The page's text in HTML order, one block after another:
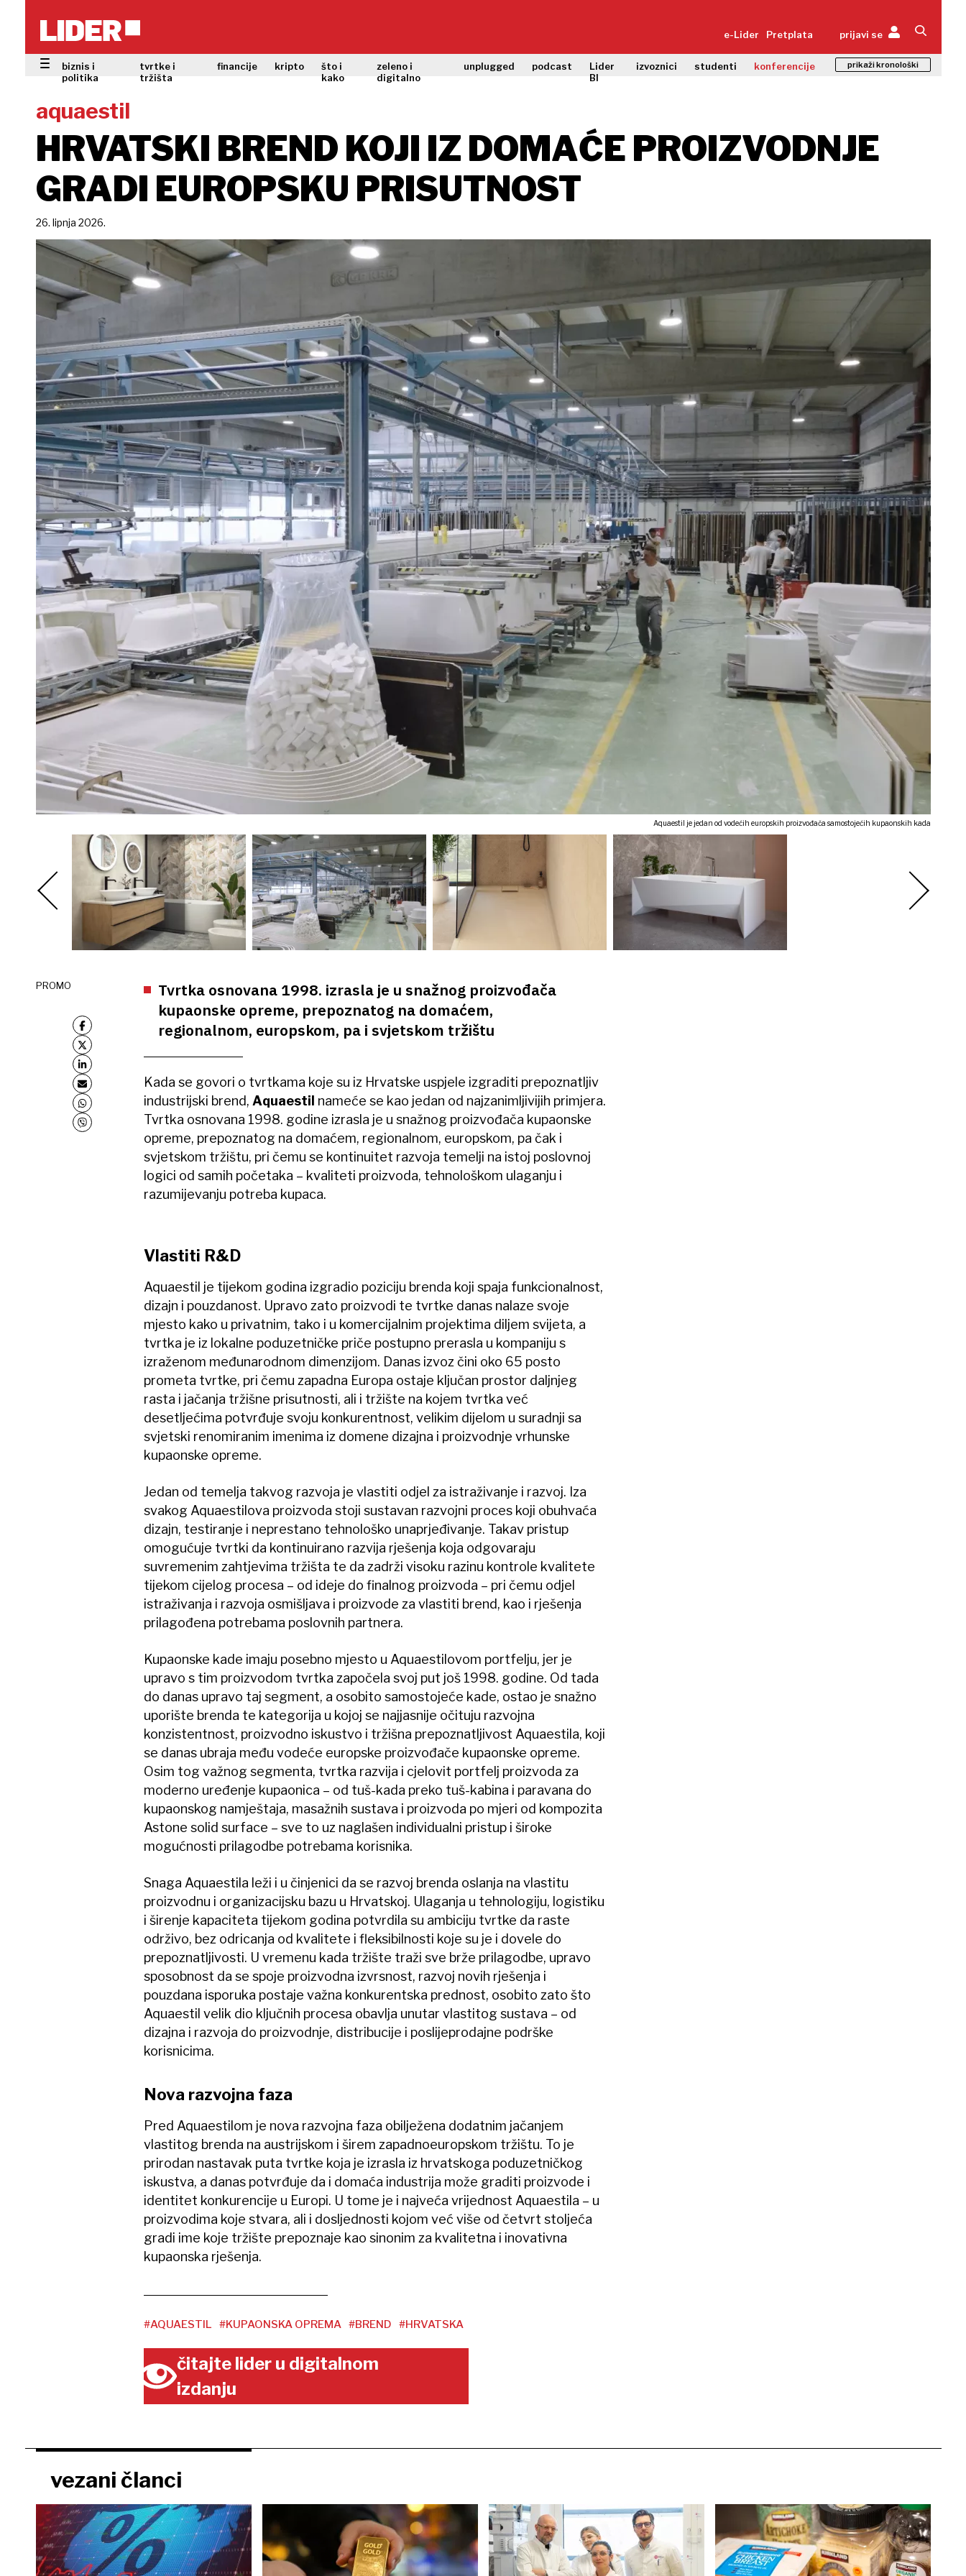
e-Lider Pretplata prijavi se
biznis i
politika
tvrtke i
tržišta
financije kripto
što i
kako
zeleno i
digitalno
unplugged podcast
Lider
BI
izvoznici studenti konferencije prikaži kronološki
aquaestil
HRVATSKI BREND KOJI IZ DOMAĆE PROIZVODNJE
GRADI EUROPSKU PRISUTNOST
26. lipnja 2026.
Aquaestil je jedan od vodećih europskih proizvođača samostojećih kupaonskih kada
PROMO
Tvrtka osnovana 1998. izrasla je u snažnog proizvođača
kupaonske opreme, prepoznatog na domaćem,
regionalnom, europskom, pa i svjetskom tržištu
Kada se govori o tvrtkama koje su iz Hrvatske uspjele izgraditi prepoznatljiv
industrijski brend, Aquaestil nameće se kao jedan od najzanimljivijih primjera.
Tvrtka osnovana 1998. godine izrasla je u snažnog proizvođača kupaonske
opreme, prepoznatog na domaćem, regionalnom, europskom, pa čak i
svjetskom tržištu, pri čemu se kontinuitet razvoja temelji na istoj poslovnoj
logici od samih početaka – kvaliteti proizvoda, tehnološkom ulaganju i
razumijevanju potreba kupaca.
Vlastiti R&D
Aquaestil je tijekom godina izgradio poziciju brenda koji spaja funkcionalnost,
dizajn i pouzdanost. Upravo zato proizvodi te tvrtke danas nalaze svoje
mjesto kako u privatnim, tako i u komercijalnim projektima diljem svijeta, a
tvrtka je iz lokalne poduzetničke priče postupno prerasla u kompaniju s
izraženom međunarodnom dimenzijom. Danas izvoz čini oko 65 posto
prometa tvrtke, pri čemu zapadna Europa ostaje ključan prostor daljnjeg
rasta i jačanja tržišne prisutnosti, ali i tržište na kojem tvrtka već
desetljećima potvrđuje svoju konkurentnost, velikim dijelom u suradnji sa
svjetski renomiranim imenima iz domene dizajna i proizvodnje vrhunske
kupaonske opreme.
Jedan od temelja takvog razvoja je vlastiti odjel za istraživanje i razvoj. Iza
svakog Aquaestilova proizvoda stoji sustavan razvojni proces koji obuhvaća
dizajn, testiranje i neprestano tehnološko unaprjeđivanje. Takav pristup
omogućuje tvrtki da kontinuirano razvija rješenja koja odgovaraju
suvremenim zahtjevima tržišta te da zadrži visoku razinu kontrole kvalitete
tijekom cijelog procesa – od ideje do finalnog proizvoda – pri čemu odjel
istraživanja i razvoja osmišljava i proizvode za vlastiti brend, kao i rješenja
prilagođena potrebama poslovnih partnera.
Kupaonske kade imaju posebno mjesto u Aquaestilovom portfelju, jer je
upravo s tim proizvodom tvrtka započela svoj put još 1998. godine. Od tada
do danas upravo taj segment, a osobito samostojeće kade, ostao je snažno
uporište brenda te kategorija u kojoj se najjasnije očituju razvojna
konzistentnost, proizvodno iskustvo i tržišna prepoznatljivost Aquaestila, koji
se danas ubraja među vodeće europske proizvođače kupaonske opreme.
Osim tog važnog segmenta, tvrtka razvija i cjelovit portfelj proizvoda za
moderno uređenje kupaonica – od tuš-kada preko tuš-kabina i paravana do
kupaonskog namještaja, masažnih sustava i proizvoda po mjeri od kompozita
Astone solid surface – sve to uz naglašen individualni pristup i široke
mogućnosti prilagodbe potrebama korisnika.
Snaga Aquaestila leži i u činjenici da se razvoj brenda oslanja na vlastitu
proizvodnu i organizacijsku bazu u Hrvatskoj. Ulaganja u tehnologiju, logistiku
i širenje kapaciteta tijekom godina potvrdila su ambiciju tvrtke da raste
održivo, bez odricanja od kvalitete i fleksibilnosti koje su je i dovele do
prepoznatljivosti. U vremenu kada tržište traži sve brže prilagodbe, upravo
sposobnost da se spoje proizvodna izvrsnost, razvoj novih rješenja i
pouzdana isporuka postaje važna konkurentska prednost, osobito zato što
Aquaestil velik dio ključnih procesa obavlja unutar vlastitog sustava – od
dizajna i razvoja do proizvodnje, distribucije i poslijeprodajne podrške
korisnicima.
Nova razvojna faza
Pred Aquaestilom je nova razvojna faza obilježena dodatnim jačanjem
vlastitog brenda na austrijskom i širem zapadnoeuropskom tržištu. To je
prirodan nastavak puta tvrtke koja je izrasla iz hrvatskoga poduzetničkog
iskustva, a danas potvrđuje da i domaća industrija može graditi proizvode i
identitet konkurencije u Europi. U tome je i najveća vrijednost Aquaestila – u
proizvodima koje stvara, ali i dosljednosti kojom već više od četvrt stoljeća
gradi ime koje tržište prepoznaje kao sinonim za kvalitetna i inovativna
kupaonska rješenja.
#AQUAESTIL #KUPAONSKA OPREMA #BREND #HRVATSKA
čitajte lider u digitalnom
izdanju
vezani članci